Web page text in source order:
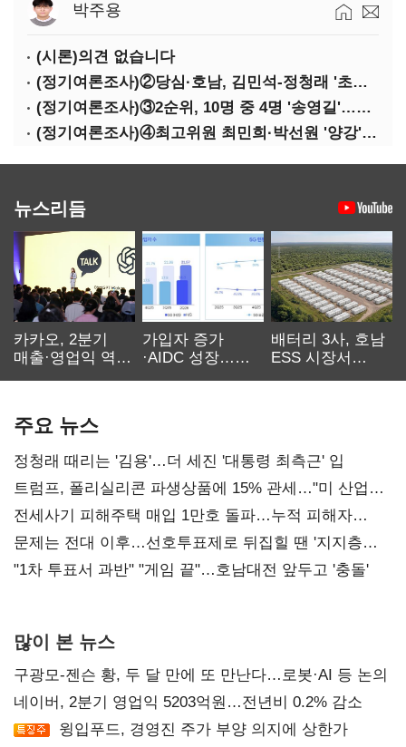
박주용
(시론)의견 없습니다
(정기여론조사)②당심·호남, 김민석-정청래 '초접전'
(정기여론조사)③2순위, 10명 중 4명 '송영길'…정청래 '한 자릿수'
(정기여론조사)④최고위원 최민희·박선원 '양강'…서미화·이성윤·임미애 뒤이어
뉴스리듬
카카오, 2분기
매출·영업익 역대
가입자 증가
·AIDC 성장…
배터리 3사, 호남
ESS 시장서
주요 뉴스
정청래 때리는 '김용'…더 세진 '대통령 최측근' 입
트럼프, 폴리실리콘 파생상품에 15% 관세…"미 산업
재건"
전세사기 피해주택 매입 1만호 돌파…누적 피해자
4만278명
문제는 전대 이후…선호투표제로 뒤집힐 땐 '지지층
불복'
"1차 투표서 과반" "게임 끝"…호남대전 앞두고 '충돌'
많이 본 뉴스
구광모-젠슨 황, 두 달 만에 또 만난다…로봇·AI 등 논의
네이버, 2분기 영업익 5203억원…전년비 0.2% 감소
윙입푸드, 경영진 주가 부양 의지에 상한가